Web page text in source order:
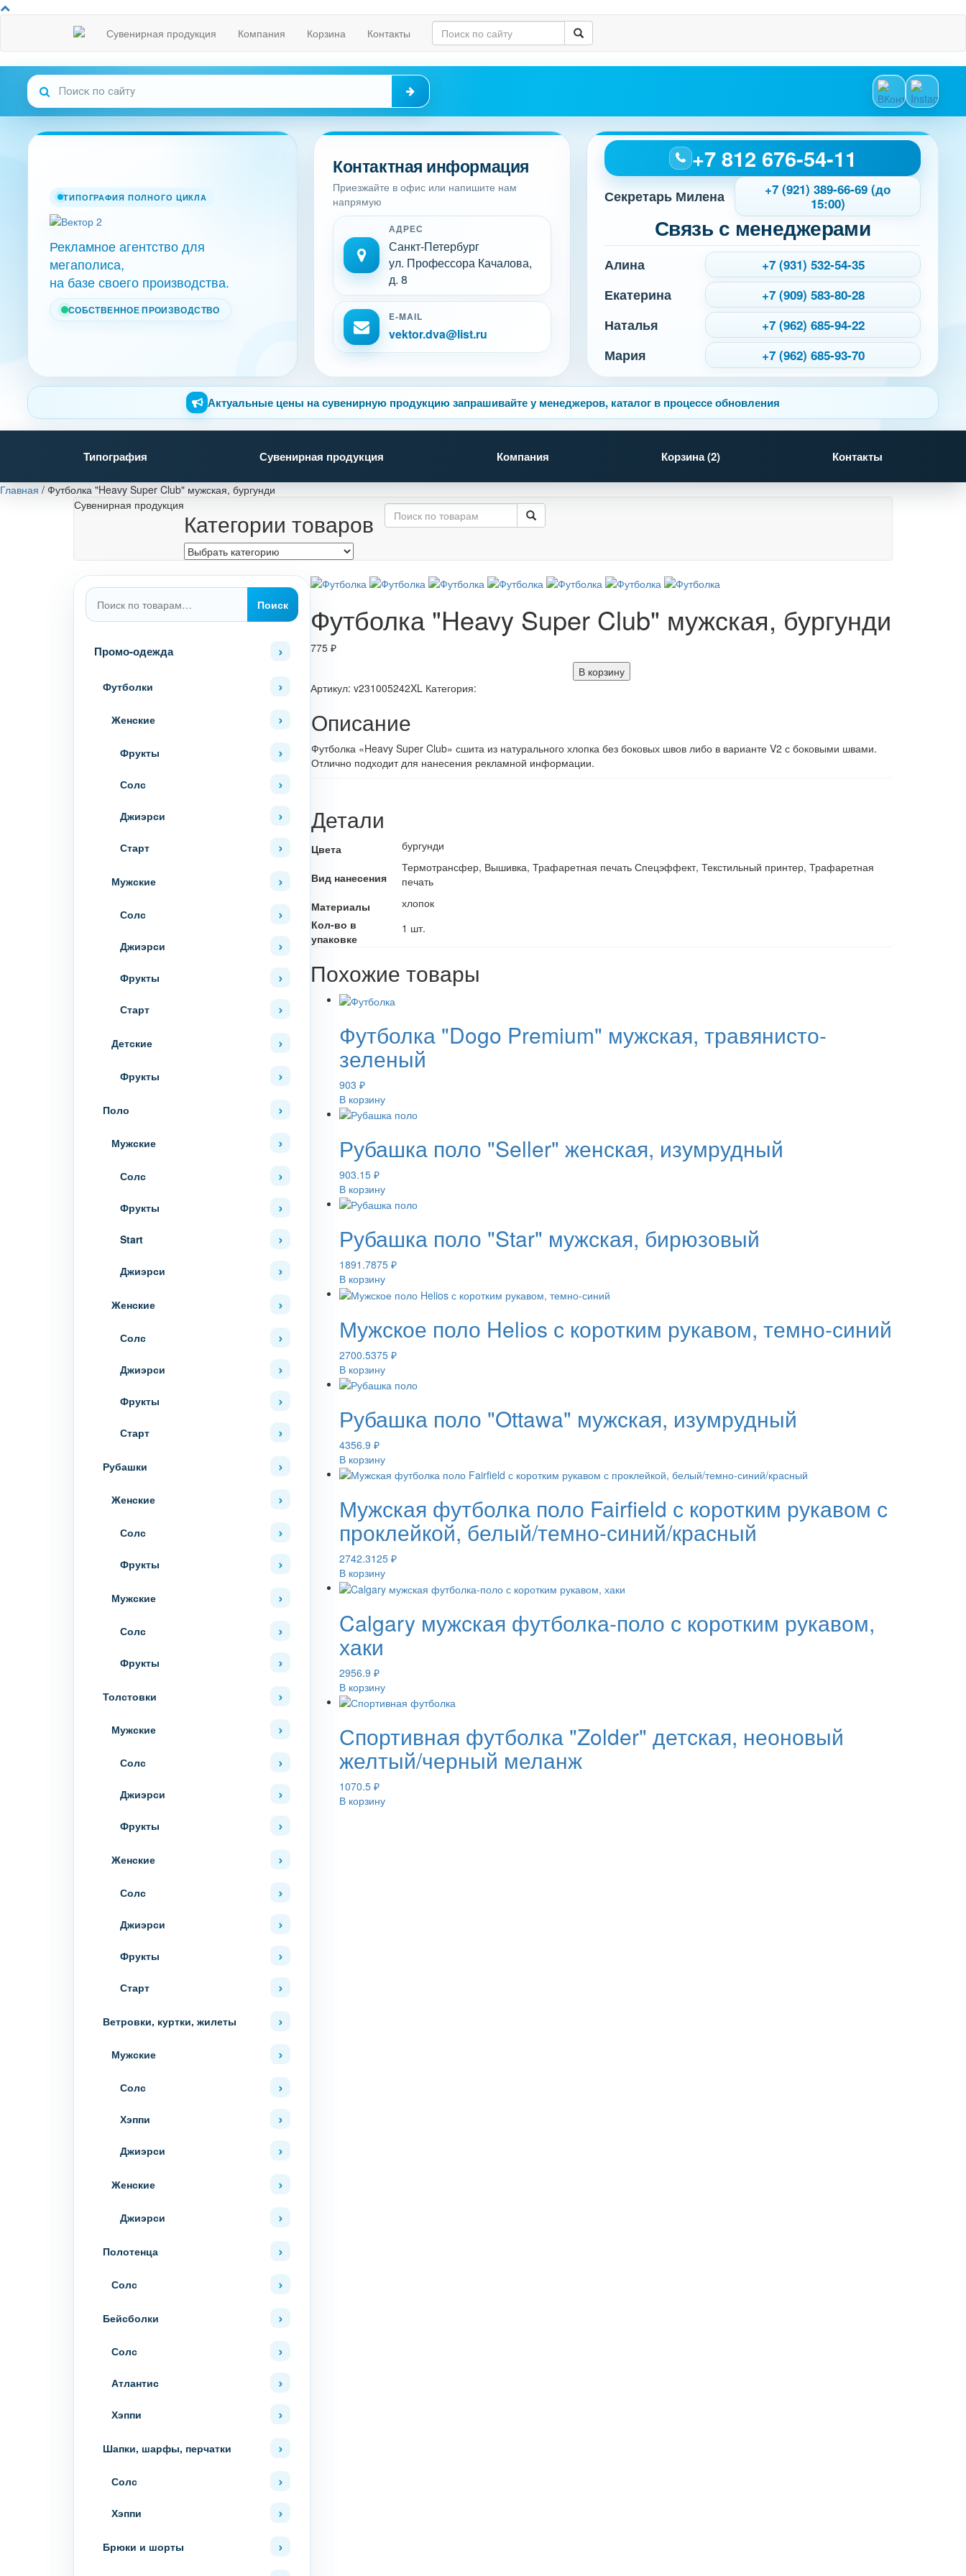
Сувенирная продукция Компания Корзина Контакты
ТИПОГРАФИЯ ПОЛНОГО ЦИКЛА
Рекламное агентство для
мегаполиса,
на базе своего производства.
СОБСТВЕННОЕ ПРОИЗВОДСТВО
Контактная информация
Приезжайте в офис или напишите нам
напрямую
АДРЕС
Санкт-Петербург
ул. Профессора Качалова,
д. 8
E-MAIL
vektor.dva@list.ru
+7 812 676-54-11
Секретарь Милена
+7 (921) 389-66-69 (до
15:00)
Связь с менеджерами
Алина +7 (931) 532-54-35
Екатерина +7 (909) 583-80-28
Наталья +7 (962) 685-94-22
Мария +7 (962) 685-93-70
Актуальные цены на сувенирную продукцию запрашивайте у менеджеров, каталог в процессе обновления
Типография Сувенирная продукция Компания Корзина (2) Контакты
Главная / Футболка "Heavy Super Club" мужская, бургунди
Сувенирная продукция
Категории товаров
Искать:
Поиск
Промо-одежда
Футболки
Женские
Фрукты
Солс
Джиэрси
Старт
Мужские
Солс
Джиэрси
Фрукты
Старт
Детские
Фрукты
Поло
Мужские
Солс
Фрукты
Start
Джиэрси
Женские
Солс
Джиэрси
Фрукты
Старт
Рубашки
Женские
Солс
Фрукты
Мужские
Солс
Фрукты
Толстовки
Мужские
Солс
Джиэрси
Фрукты
Женские
Солс
Джиэрси
Фрукты
Старт
Ветровки, куртки, жилеты
Мужские
Солс
Хэппи
Джиэрси
Женские
Джиэрси
Полотенца
Солс
Бейсболки
Солс
Атлантис
Хэппи
Шапки, шарфы, перчатки
Солс
Хэппи
Брюки и шорты
Футболка "Heavy Super Club" мужская, бургунди
775 ₽
В корзину
Артикул: v231005242XL Категория:
Описание
Футболка «Heavy Super Club» сшита из натурального хлопка без боковых швов либо в варианте V2 с боковыми швами.
Отлично подходит для нанесения рекламной информации.
Детали
Цвета бургунди
Вид нанесения
Термотрансфер, Вышивка, Трафаретная печать Спецэффект, Текстильный принтер, Трафаретная
печать
Материалы
хлопок
Кол-во в
упаковке
1 шт.
Похожие товары
Футболка "Dogo Premium" мужская, травянисто-
зеленый
903 ₽
В корзину
Рубашка поло "Seller" женская, изумрудный
903.15 ₽
В корзину
Рубашка поло "Star" мужская, бирюзовый
1891.7875 ₽
В корзину
Мужское поло Helios с коротким рукавом, темно-синий
2700.5375 ₽
В корзину
Рубашка поло "Ottawa" мужская, изумрудный
4356.9 ₽
В корзину
Мужская футболка поло Fairfield с коротким рукавом с
проклейкой, белый/темно-синий/красный
2742.3125 ₽
В корзину
Calgary мужская футболка-поло с коротким рукавом,
хаки
2956.9 ₽
В корзину
Спортивная футболка "Zolder" детская, неоновый
желтый/черный меланж
1070.5 ₽
В корзину